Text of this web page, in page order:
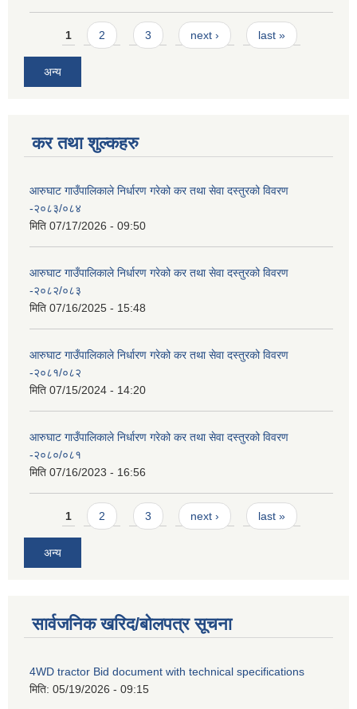
Pages
1 2 3 next › last »
अन्य
कर तथा शुल्कहरु
आरुघाट गाउँपालिकाले निर्धारण गरेको कर तथा सेवा दस्तुरको विवरण
-२०८३/०८४
मिति 07/17/2026 - 09:50
आरुघाट गाउँपालिकाले निर्धारण गरेको कर तथा सेवा दस्तुरको विवरण
-२०८२/०८३
मिति 07/16/2025 - 15:48
आरुघाट गाउँपालिकाले निर्धारण गरेको कर तथा सेवा दस्तुरको विवरण
-२०८१/०८२
मिति 07/15/2024 - 14:20
आरुघाट गाउँपालिकाले निर्धारण गरेको कर तथा सेवा दस्तुरको विवरण
-२०८०/०८१
मिति 07/16/2023 - 16:56
Pages
1 2 3 next › last »
अन्य
सार्वजनिक खरिद/बोलपत्र सूचना
4WD tractor Bid document with technical specifications
मिति: 05/19/2026 - 09:15